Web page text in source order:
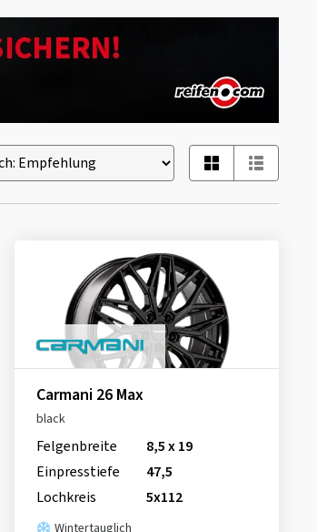
Carmani 26 Max
black
Felgenbreite
8,5 x 19
Einpresstiefe
47,5
Lochkreis
5x112
Wintertauglich